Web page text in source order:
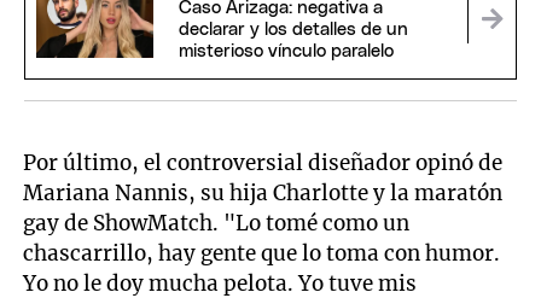
Caso Arizaga: negativa a
declarar y los detalles de un
misterioso vínculo paralelo
Por último, el controversial diseñador opinó de
Mariana Nannis, su hija Charlotte y la maratón
gay de ShowMatch. "Lo tomé como un
chascarrillo, hay gente que lo toma con humor.
Yo no le doy mucha pelota. Yo tuve mis